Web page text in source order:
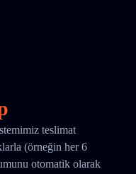
teslimat
(örneğin her 6
otomatik olarak